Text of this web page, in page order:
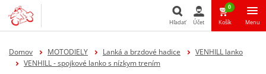
Hľadať
Hľadať Účet
0
Košík Menu
Domov MOTODIELY Lanká a brzdové hadice
VENHILL lanko
VENHILL - spojkové lanko s nízkym trením